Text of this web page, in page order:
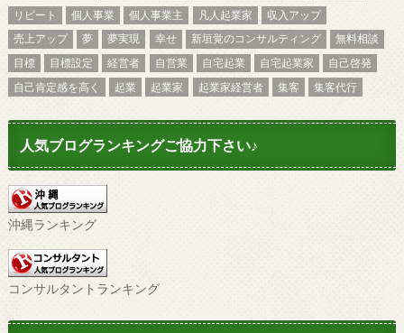
リピート
個人事業 個人事業主 凡人起業家
収入アップ
売上アップ
夢 夢実現 幸せ 新垣覚のコンサルティング
無料相談
目標
目標設定 経営者 自営業 自宅起業 自宅起業家
自己啓発
自己肯定感を高く
起業 起業家 起業家経営者 集客 集客代行
人気ブログランキングご協力下さい♪
沖縄ランキング
コンサルタントランキング